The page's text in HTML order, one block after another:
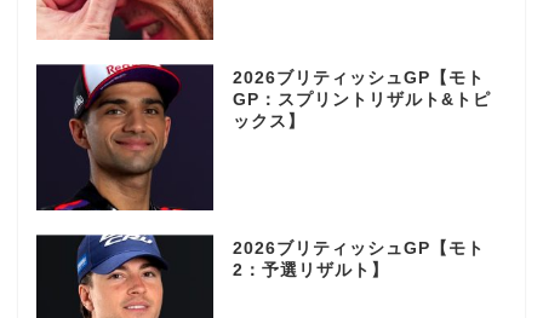
2026ブリティッシュGP【モト
GP：スプリントリザルト&トピ
ックス】
2026ブリティッシュGP【モト
2：予選リザルト】